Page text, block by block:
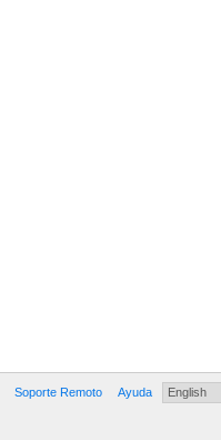
Soporte Remoto Ayuda